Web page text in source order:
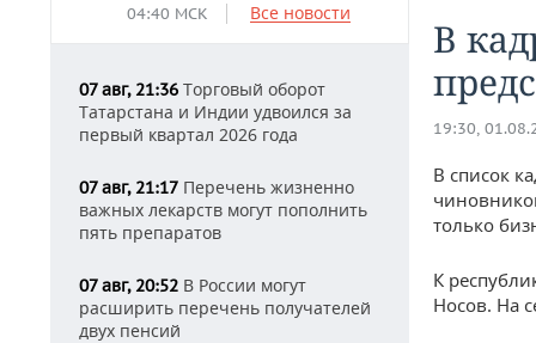
04:40 МСК Все новости
07 авг, 21:36 Торговый оборот
Татарстана и Индии удвоился за
первый квартал 2026 года
07 авг, 21:17 Перечень жизненно
важных лекарств могут пополнить
пять препаратов
07 авг, 20:52 В России могут
расширить перечень получателей
двух пенсий
В
19:30,
В список
только
К
Носов. На